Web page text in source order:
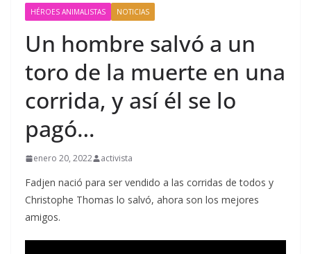
HÉROES ANIMALISTAS NOTICIAS
Un hombre salvó a un
toro de la muerte en una
corrida, y así él se lo
pagó…
enero 20, 2022 activista
Fadjen nació para ser vendido a las corridas de todos y
Christophe Thomas lo salvó, ahora son los mejores
amigos.